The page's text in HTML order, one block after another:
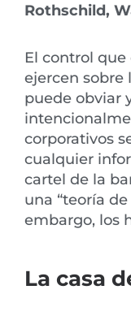
Rothschild,
El control
ejercen sobre
puede obviar
corporativos
cualquier
cartel de la
una “teoría
embargo, los
La casa